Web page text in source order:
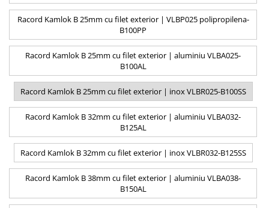
Racord Kamlok B 25mm cu filet exterior | VLBP025 polipropilena-
B100PP
Racord Kamlok B 25mm cu filet exterior | aluminiu VLBA025-
B100AL
Racord Kamlok B 25mm cu filet exterior | inox VLBR025-B100SS
Racord Kamlok B 32mm cu filet exterior | aluminiu VLBA032-
B125AL
Racord Kamlok B 32mm cu filet exterior | inox VLBR032-B125SS
Racord Kamlok B 38mm cu filet exterior | aluminiu VLBA038-
B150AL